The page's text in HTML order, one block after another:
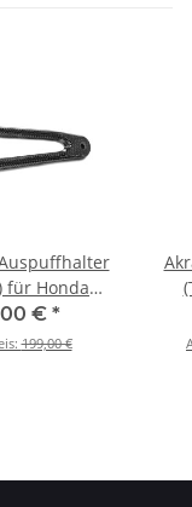
für Honda
SP / SP2 - BJ.
2019 (P-
€ *
199,00 €